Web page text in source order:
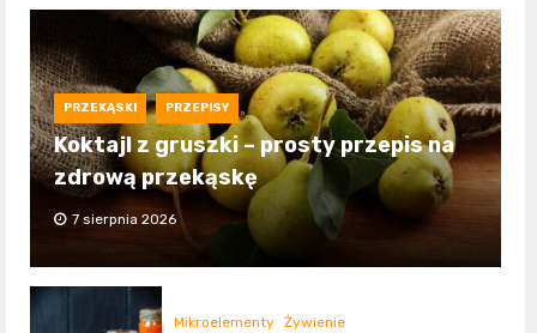
PRZEKĄSKI PRZEPISY
Koktajl z gruszki – prosty przepis na
zdrową przekąskę
7 sierpnia 2026
Mikroelementy Żywienie